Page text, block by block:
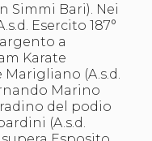
Fisico
infantile
Gara
Simmi Bari). Nei
Esercito 187°
a
Karate
(A.s.d.
Marino
del podio
(A.s.d.